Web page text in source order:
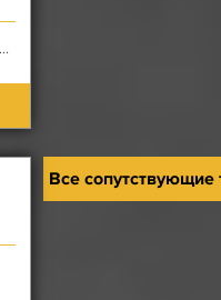
Все сопутствующие